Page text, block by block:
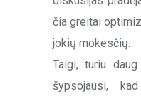
čia greitai
jokių mokesčių.
Taigi, turiu
šypsojausi,